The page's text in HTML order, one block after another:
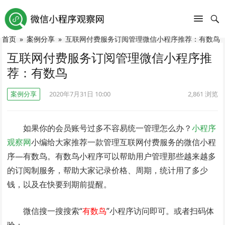
首页 » 案例分享 » 互联网付费服务订阅管理微信小程序推荐：有数鸟
互联网付费服务订阅管理微信小程序推
荐：有数鸟
案例分享 2020年7月31日 10:00 2,861 浏览
如果你的会员账号过多不容易统一管理怎么办？小程序
观察网小编给大家推荐一款管理互联网付费服务的微信小程
序—有数鸟。有数鸟小程序可以帮助用户管理那些越来越多
的订阅制服务，帮助大家记录价格、周期，统计用了多少
钱，以及在快要到期前提醒。
微信搜一搜搜索“有数鸟”小程序访问即可。或者扫码体